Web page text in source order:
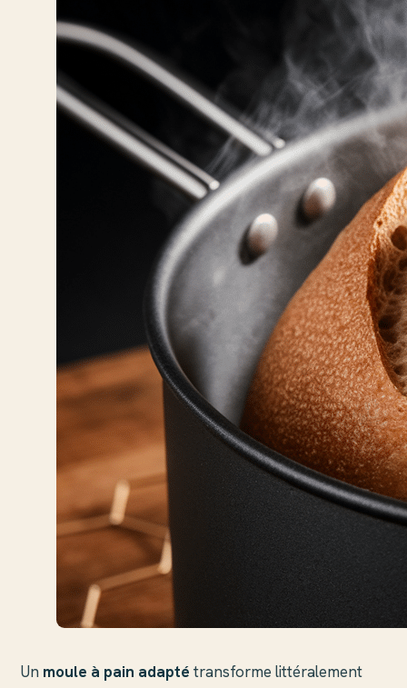
Un moule à pain adapté transforme littéralement